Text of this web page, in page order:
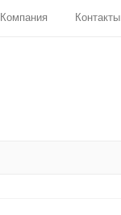
Компания Контакты